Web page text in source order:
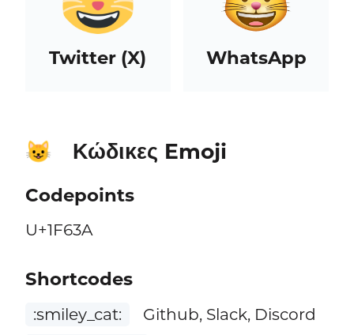
Twitter (X) WhatsApp
😺 Κώδικες Emoji
Codepoints
U+1F63A
Shortcodes
:smiley_cat:
Github, Slack, Discord